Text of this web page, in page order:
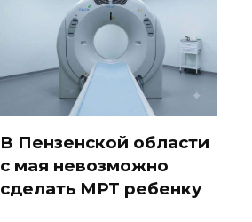
В Пензенской области
с мая невозможно
сделать МРТ ребенку